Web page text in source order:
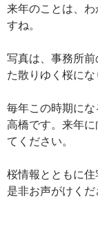
来年のことは、
すね。
写真は、事務所
た散りゆく桜にな
毎年この時期に
高橋です。来年
てください。
桜情報とともに住
是非お声がけくだ